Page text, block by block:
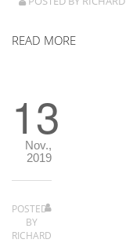
READ MORE
13
Nov.,
2019
POSTED
BY
RICHARD